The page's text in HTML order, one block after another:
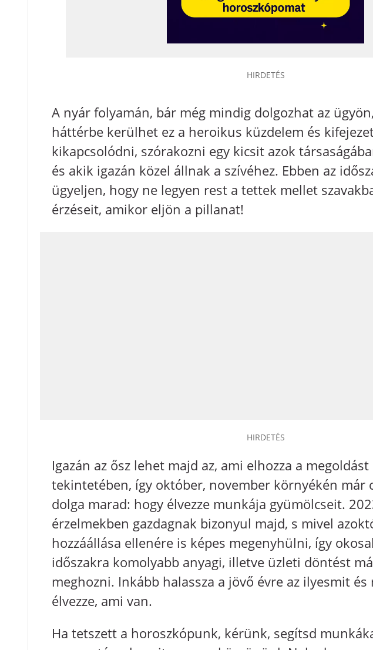
A nyár folyamán, bár még mindig dolgozhat az
háttérbe kerülhet ez a heroikus küzdelem és
kikapcsolódni, szórakozni egy kicsit azok
és akik igazán közel állnak a szívéhez. Ebben az
ügyeljen, hogy ne legyen rest a tettek mellet
érzéseit, amikor eljön a pillanat!
HIRDETÉS
Igazán az ősz lehet majd az, ami elhozza a
tekintetében, így október, november környékén már
dolga marad: hogy élvezze munkája gyümölcseit.
érzelmekben gazdagnak bizonyul majd, s mivel
hozzáállása ellenére is képes megenyhülni, így
időszakra komolyabb anyagi, illetve üzleti döntést
meghozni. Inkább halassza a jövő évre az ilyesmit és
élvezze, ami van.
Ha tetszett a horoszkópunk, kérünk, segítsd